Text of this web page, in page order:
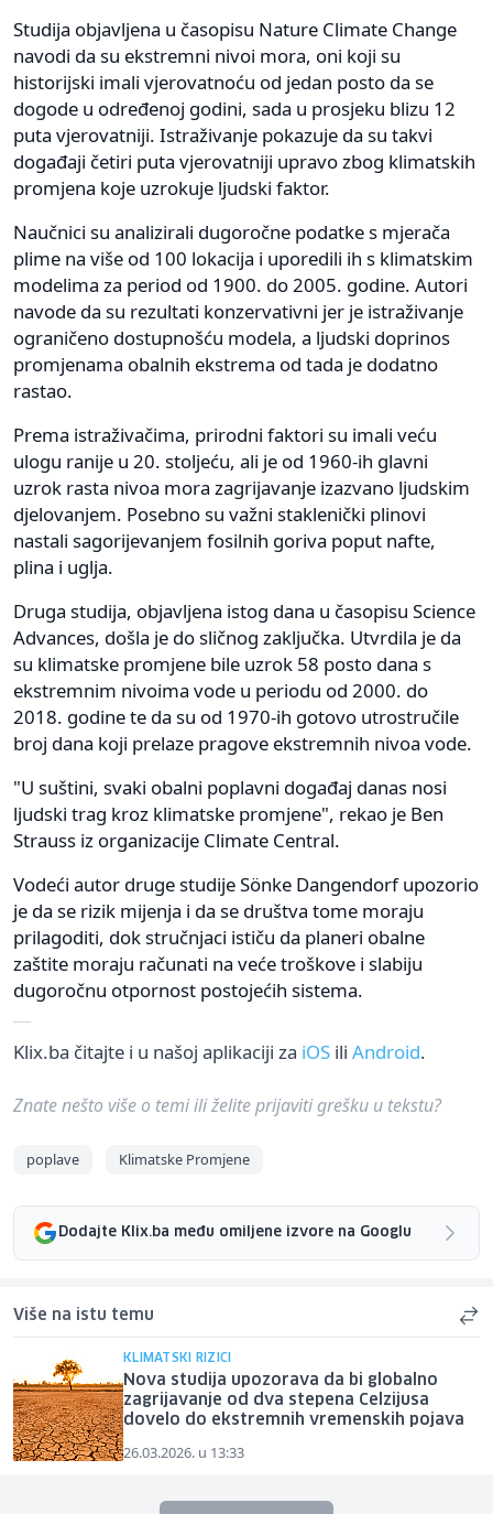
Studija objavljena u časopisu Nature Climate Change
navodi da su ekstremni nivoi mora, oni koji su
historijski imali vjerovatnoću od jedan posto da se
dogode u određenoj godini, sada u prosjeku blizu 12
puta vjerovatniji. Istraživanje pokazuje da su takvi
događaji četiri puta vjerovatniji upravo zbog klimatskih
promjena koje uzrokuje ljudski faktor.
Naučnici su analizirali dugoročne podatke s mjerača
plime na više od 100 lokacija i uporedili ih s klimatskim
modelima za period od 1900. do 2005. godine. Autori
navode da su rezultati konzervativni jer je istraživanje
ograničeno dostupnošću modela, a ljudski doprinos
promjenama obalnih ekstrema od tada je dodatno
rastao.
Prema istraživačima, prirodni faktori su imali veću
ulogu ranije u 20. stoljeću, ali je od 1960-ih glavni
uzrok rasta nivoa mora zagrijavanje izazvano ljudskim
djelovanjem. Posebno su važni staklenički plinovi
nastali sagorijevanjem fosilnih goriva poput nafte,
plina i uglja.
Druga studija, objavljena istog dana u časopisu Science
Advances, došla je do sličnog zaključka. Utvrdila je da
su klimatske promjene bile uzrok 58 posto dana s
ekstremnim nivoima vode u periodu od 2000. do
2018. godine te da su od 1970-ih gotovo utrostručile
broj dana koji prelaze pragove ekstremnih nivoa vode.
"U suštini, svaki obalni poplavni događaj danas nosi
ljudski trag kroz klimatske promjene", rekao je Ben
Strauss iz organizacije Climate Central.
Vodeći autor druge studije Sönke Dangendorf upozorio
je da se rizik mijenja i da se društva tome moraju
prilagoditi, dok stručnjaci ističu da planeri obalne
zaštite moraju računati na veće troškove i slabiju
dugoročnu otpornost postojećih sistema.
Klix.ba čitajte i u našoj aplikaciji za iOS ili Android.
Znate nešto više o temi ili želite prijaviti grešku u tekstu?
poplave Klimatske Promjene
Dodajte Klix.ba među omiljene izvore na Googlu
Više na istu temu
KLIMATSKI RIZICI
Nova studija upozorava da bi globalno
zagrijavanje od dva stepena Celzijusa
dovelo do ekstremnih vremenskih pojava
26.03.2026. u 13:33